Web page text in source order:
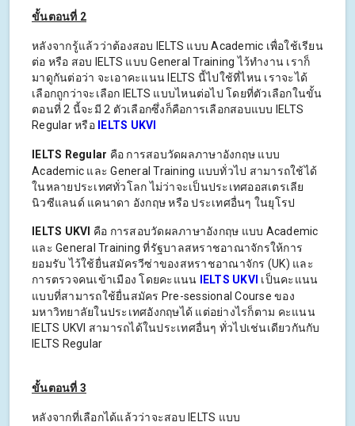
ขั้นตอนที่ 2
หลังจากรู้แล้วว่าต้องสอบ IELTS แบบ Academic เพื่อใช้เรียน
ต่อ หรือ สอบ IELTS แบบ General Training ไว้ทำงาน เราก็
มาดูกันต่อว่า จะเอาคะแนน IELTS นี้ไปใช้ที่ไหน เราจะได้
เลือกถูกว่าจะเลือก IELTS แบบไหนต่อไป โดยที่ตัวเลือกในขั้น
ตอนที่ 2 นี้จะมี 2 ตัวเลือกซึ่งก็คือการเลือกสอบแบบ IELTS
Regular หรือ
IELTS UKVI
IELTS Regular คือ การสอบวัดผลภาษาอังกฤษ แบบ
Academic และ General Training แบบทั่วไป สามารถใช้ได้
ในหลายประเทศทั่วโลก ไม่ว่าจะเป็นประเทศ​ออสเตรเลีย
นิวซีแลนด์ แคนาดา อังกฤษ หรือ ประเทศอื่นๆ ในยุโรป
IELTS UKVI คือ การสอบวัดผลภาษาอังกฤษ แบบ Academic
และ General Training ที่รัฐบาลสหราชอาณาจักรให้การ
ยอมรับ ไว้ใช้ยื่นสมัครวีซ่าของสหราชอาณาจักร (UK) และ
การตรวจคนเข้าเมือง โดยคะแนน
IELTS UKVI เป็นคะแนน
แบบที่สามารถใช้ยื่นสมัคร Pre-sessional Course ของ
มหาวิทยาลัยในประเทศอังกฤษได้ แต่อย่างไรก็ตาม คะแนน
IELTS UKVI สามารถได้ในประเทศอื่นๆ ทั่วไปเช่นเดียวกันกับ
IELTS Regular
ขั้นตอนที่ 3
หลังจากที่เลือกได้แล้วว่าจะสอบ IELTS แบบ